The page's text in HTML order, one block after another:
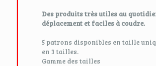
Des produits très utiles au
déplacement et faciles à coudre.
5 patrons disponibles en taille
en 3 tailles.
Gamme des tailles